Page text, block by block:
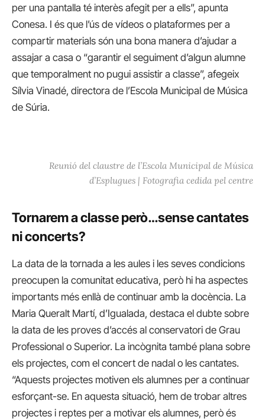
per una pantalla té interès afegit per a ells”, apunta
Conesa. I és que l’ús de vídeos o plataformes per a
compartir materials són una bona manera d’ajudar a
assajar a casa o “garantir el seguiment d’algun alumne
que temporalment no pugui assistir a classe”, afegeix
Sílvia Vinadé, directora de l’Escola Municipal de Música
de Súria.
Reunió del claustre de l’Escola Municipal de Música
d’Esplugues | Fotografia cedida pel centre
Tornarem a classe però…sense cantates
ni concerts?
La data de la tornada a les aules i les seves condicions
preocupen la comunitat educativa, però hi ha aspectes
importants més enllà de continuar amb la docència. La
Maria Queralt Martí, d’Igualada, destaca el dubte sobre
la data de les proves d’accés al conservatori de Grau
Professional o Superior. La incògnita també plana sobre
els projectes, com el concert de nadal o les cantates.
“Aquests projectes motiven els alumnes per a continuar
esforçant-se. En aquesta situació, hem de trobar altres
projectes i reptes per a motivar els alumnes, però és